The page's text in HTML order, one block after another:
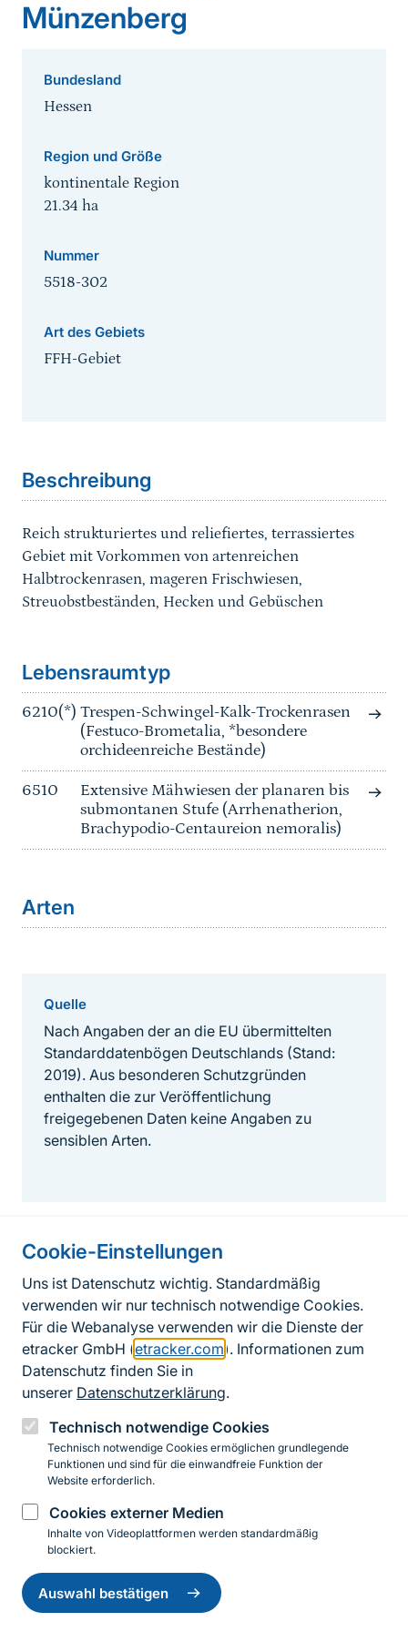
Cookie-Einstellungen
Uns ist Datenschutz wichtig. Standardmäßig
verwenden wir nur technisch notwendige Cookies.
Für die Webanalyse verwenden wir die Dienste der
etracker GmbH (etracker.com ). Informationen zum
Datenschutz finden Sie in
unserer Datenschutzerklärung.
Technisch notwendige Cookies
Technisch notwendige Cookies ermöglichen grundlegende
Funktionen und sind für die einwandfreie Funktion der
Website erforderlich.
Cookies externer Medien
Inhalte von Videoplattformen werden standardmäßig
blockiert.
Auswahl bestätigen
Einwilligung
zurückziehen
Münzenberg
Bundesland
Hessen
Region und Größe
kontinentale Region
21.34 ha
Nummer
5518-302
Art des Gebiets
FFH-Gebiet
Beschreibung
Reich strukturiertes und reliefiertes, terrassiertes
Gebiet mit Vorkommen von artenreichen
Halbtrockenrasen, mageren Frischwiesen,
Streuobstbeständen, Hecken und Gebüschen
Lebensraumtyp
6210(*) Trespen-Schwingel-Kalk-Trockenrasen
(Festuco-Brometalia, *besondere
orchideenreiche Bestände)
6510
Extensive Mähwiesen der planaren bis
submontanen Stufe (Arrhenatherion,
Brachypodio-Centaureion nemoralis)
Arten
Quelle
Nach Angaben der an die EU übermittelten
Standarddatenbögen Deutschlands (Stand:
2019). Aus besonderen Schutzgründen
enthalten die zur Veröffentlichung
freigegebenen Daten keine Angaben zu
sensiblen Arten.
Informationen zur Seite
FußzeileKontakt zum BfN
Kontaktformular
Erklärung zur Barrierefreiheit
Impressum
Datenschutz
InstagramFacebookYouTubeLinkedIn
© 2026 Bundesamt für Naturschutz